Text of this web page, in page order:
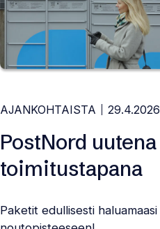
AJANKOHTAISTA 29.4.2026
PostNord uutena
toimitustapana
Paketit edullisesti haluamaasi